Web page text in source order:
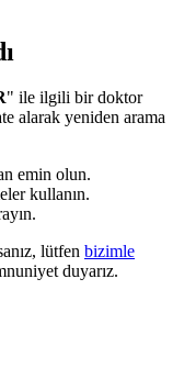
" ile ilgili bir doktor
alarak yeniden arama
emin olun.
kullanın.
lütfen bizimle
duyarız.